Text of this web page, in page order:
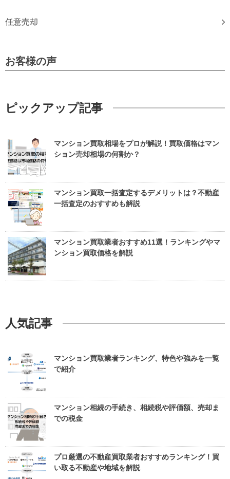
任意売却
お客様の声
ピックアップ記事
マンション買取相場をプロが解説！買取価格はマン
ション売却相場の何割か？
マンション買取一括査定するデメリットは？不動産
一括査定のおすすめも解説
マンション買取業者おすすめ11選！ランキングやマ
ンション買取価格を解説
人気記事
マンション買取業者ランキング、特色や強みを一覧
で紹介
マンション相続の手続き、相続税や評価額、売却ま
での税金
プロ厳選の不動産買取業者おすすめランキング！買
い取る不動産や地域を解説